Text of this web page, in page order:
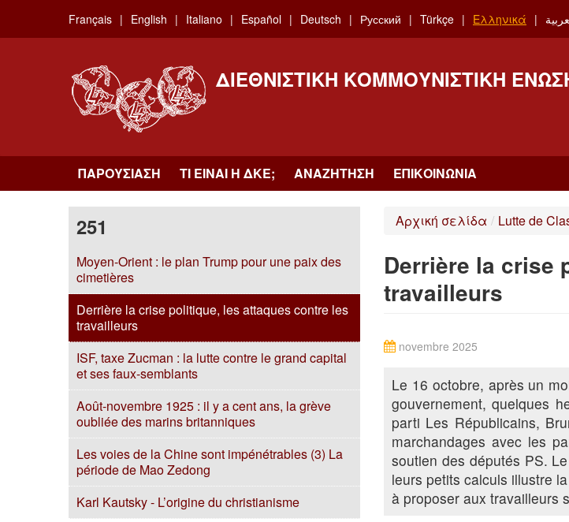
main
Français English Italiano Español Deutsch Русский Türkçe Ελληνικά
ΔΙΕΘΝΙΣΤΙΚΉ ΚΟΜΜΟΥΝΙΣΤΙΚΉ
ΠΑΡΟΥΣΊΑΣΗ ΤΙ ΕΊΝΑΙ Η ΔKΕ; ΑΝΑΖΉΤΗΣΗ ΕΠΙΚΟΙΝΩΝΊΑ
251
Moyen-Orient : le plan Trump pour une paix des
cimetières
Derrière la crise politique, les attaques contre les
travailleurs
ISF, taxe Zucman : la lutte contre le grand capital
et ses faux-semblants
Août-novembre 1925 : il y a cent ans, la grève
oubliée des marins britanniques
Les voies de la Chine sont impénétrables (3) La
période de Mao Zedong
Karl Kautsky - L’origine du christianisme
Αρχική σελίδα / Lutte de
Derrière la crise
travailleurs
novembre 2025
Le 16 octobre, après un
gouvernement, quelques
parti Les Républicains,
marchandages avec les
soutien des députés PS.
leurs petits calculs illustre
à proposer aux travailleurs